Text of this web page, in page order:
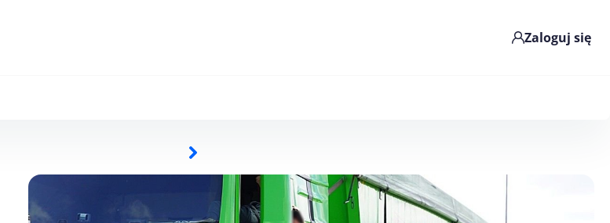
Zaloguj się